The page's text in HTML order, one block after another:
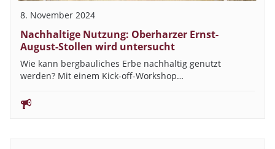
8. November 2024
Nachhaltige Nutzung: Oberharzer Ernst-
August-Stollen wird untersucht
Wie kann bergbauliches Erbe nachhaltig genutzt
werden? Mit einem Kick-off-Workshop…